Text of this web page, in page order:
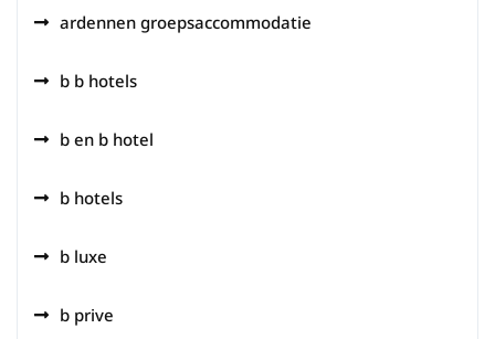
ardennen groepsaccommodatie
b b hotels
b en b hotel
b hotels
b luxe
b prive